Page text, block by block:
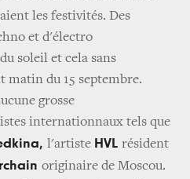
les festivités. Des
et d'électro
soleil et cela sans
du 15 septembre.
grosse
internationnaux tels que
l'artiste HVL résident
originaire de Moscou.